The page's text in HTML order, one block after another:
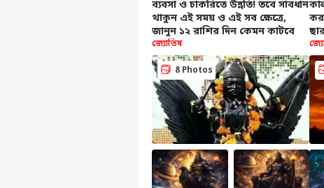
ব্যবসা ও চাকরিতে উন্নতি! তবে সাবধান
থাকুন এই সময় ও এই সব ক্ষেত্রে,
জানুন ১২ রাশির দিন কেমন কাটবে
জ্যোতিষ
8 Photos